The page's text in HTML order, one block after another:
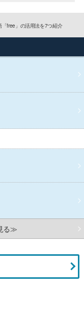
「free」の活用法を7つ紹介
る≫